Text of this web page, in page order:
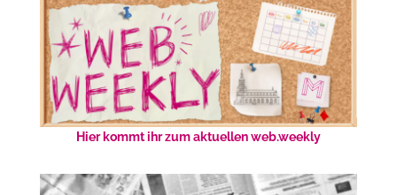
Hier kommt ihr zum aktuellen web.weekly